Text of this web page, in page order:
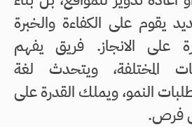
يقوم على الكفاءة والخبرة
على الانجاز. فريق يفهم
المختلفة، ويتحدث لغة
النمو، ويملك القدرة على
فرص.